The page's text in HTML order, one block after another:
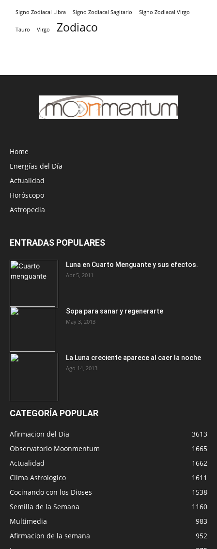
Signo Zodiacal Libra Signo Zodiacal Sagitario Signo Zodiacal Virgo
Tauro Virgo Zodiaco
Home
Energías del Día
Actualidad
Horóscopo
Astropedia
ENTRADAS POPULARES
Luna en Cuarto Menguante y sus efectos.
Abr 5, 2011
Sopa para sanar y regenerarte
May 3, 2013
La Luna creciente aparece al caer la noche
Ago 14, 2013
CATEGORÍA POPULAR
Afirmacion del Dia
3613
Observatorio Moonmentum
1665
Actualidad
1662
Clima Astrologico
1611
Cocinando con los Dioses
1538
Semilla de la Semana
1160
Multimedia
983
Afirmacion de la semana
952